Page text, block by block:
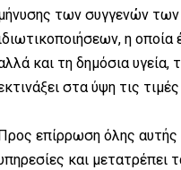
των συγγενών
η οποία
και τη δημόσια υγεία,
στα ύψη τις
επίρρωση όλης αυτής
και